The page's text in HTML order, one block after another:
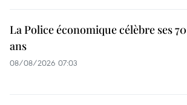
La Police économique célèbre ses 70
ans
08/08/2026 07:03